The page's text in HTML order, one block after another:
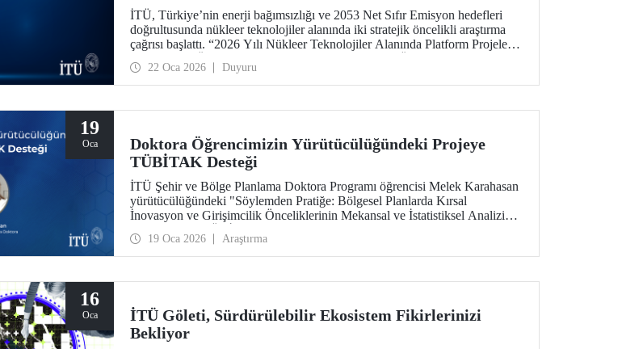
İTÜ, Türkiye’nin enerji bağımsızlığı ve 2053 Net Sıfır Emisyon hedefleri
doğrultusunda nükleer teknolojiler alanında iki stratejik öncelikli araştırma
çağrısı başlattı. “2026 Yılı Nükleer Teknolojiler Alanında Platform Projeleri
mezunumuz ve Baykar Yönetim Kurulu Başkanı Selçuk Bayraktar’ın bağış
desteğiyle güçlendi.
22 Oca 2026 Duyuru
19
Oca
Doktora Öğrencimizin Yürütücülüğündeki Projeye
TÜBİTAK Desteği
İTÜ Şehir ve Bölge Planlama Doktora Programı öğrencisi Melek Karahasan
yürütücülüğündeki "Söylemden Pratiğe: Bölgesel Planlarda Kırsal
İnovasyon ve Girişimcilik Önceliklerinin Mekansal ve İstatistiksel Analizi"
kazandı.
19 Oca 2026 Araştırma
16
Oca
İTÜ Göleti, Sürdürülebilir Ekosistem Fikirlerinizi
Bekliyor